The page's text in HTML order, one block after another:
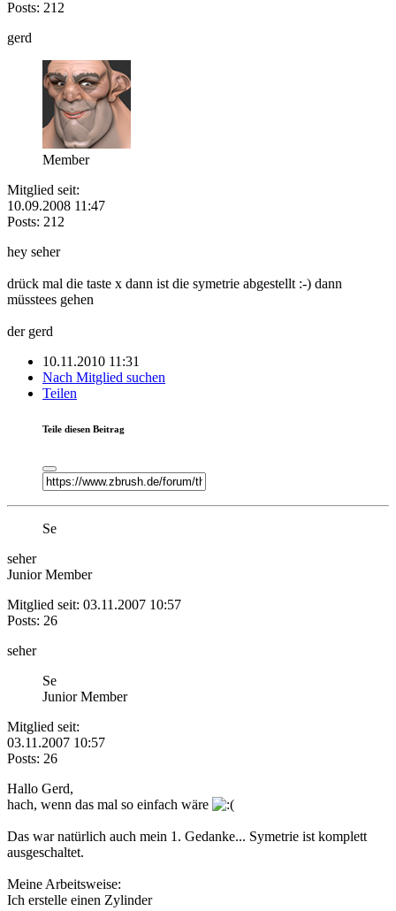
Posts: 212
gerd
Member
Mitglied seit:
10.09.2008 11:47
Posts: 212
hey seher
drück mal die taste x dann ist die symetrie abgestellt :-) dann
müsstees gehen
der gerd
10.11.2010 11:31
Nach Mitglied suchen
Teilen
Teile diesen Beitrag
Se
seher
Junior Member
Mitglied seit: 03.11.2007 10:57
Posts: 26
seher
Se
Junior Member
Mitglied seit:
03.11.2007 10:57
Posts: 26
Hallo Gerd,
hach, wenn das mal so einfach wäre
Das war natürlich auch mein 1. Gedanke... Symetrie ist komplett
ausgeschaltet.
Meine Arbeitsweise:
Ich erstelle einen Zylinder